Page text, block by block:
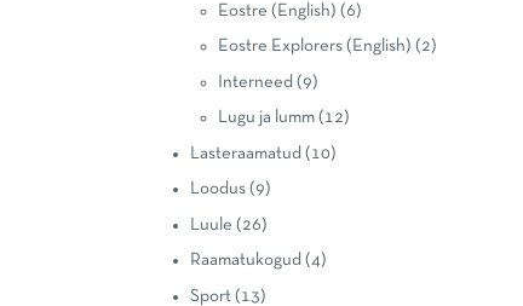
Eostre (English) (6)
Eostre Explorers (English) (2)
Interneed (9)
Lugu ja lumm (12)
Lasteraamatud (10)
Loodus (9)
Luule (26)
Raamatukogud (4)
Sport (13)